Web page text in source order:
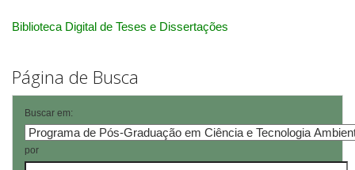
Biblioteca Digital de Teses e Dissertações
Página de Busca
Buscar em:
por